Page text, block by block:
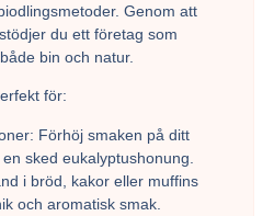
Genom att
du ett företag som
bin och natur.
för:
Förhöj smaken på ditt
sked eukalyptushonung.
i bröd, kakor eller muffins
och aromatisk smak.